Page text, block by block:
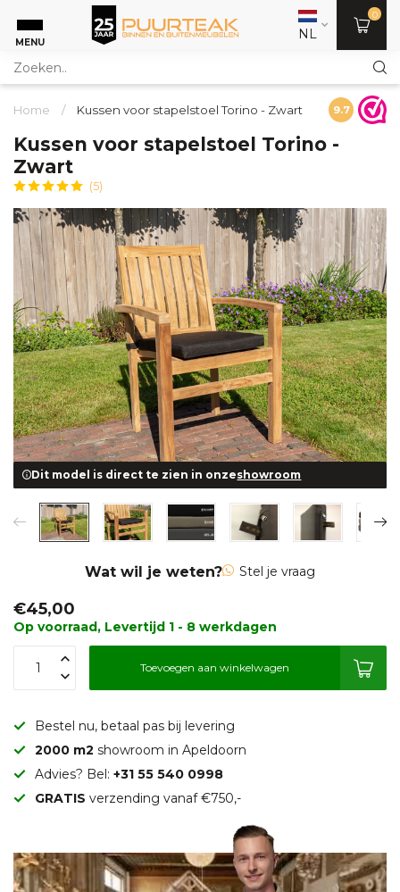
MENU NL
0
Home / Kussen voor stapelstoel Torino - Zwart 9.7
Kussen voor stapelstoel Torino -
Zwart
(5)
Dit model is direct te zien in onzeshowroom
Wat wil je weten? Stel je vraag
€45,00
Op voorraad, Levertijd 1 - 8 werkdagen
Toevoegen aan winkelwagen
Bestel nu, betaal pas bij levering
2000 m2 showroom in Apeldoorn
Advies? Bel: +31 55 540 0998
GRATIS verzending vanaf €750,-